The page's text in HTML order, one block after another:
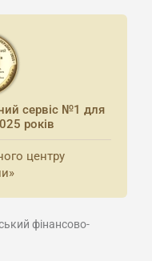
сервіс №1 для
років
центру
фінансово-